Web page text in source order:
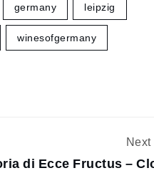
germany leipzig
winesofgermany
Next
di Ecce Fructus –